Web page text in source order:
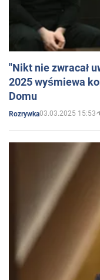
"Nikt nie zwracał
2025 wyśmiewa
Domu
Rozrywka03.03.2025 15:53